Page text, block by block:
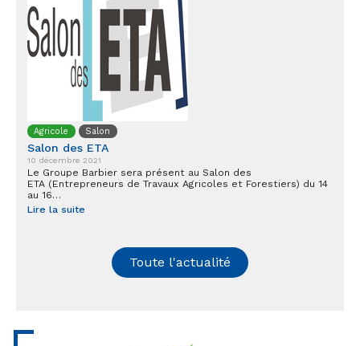
Agricole Salon
Salon des ETA
10 décembre 2021
Le Groupe Barbier sera présent au Salon des
ETA (Entrepreneurs de Travaux Agricoles et Forestiers) du 14
au 16…
Lire la suite
Toute l'actualité